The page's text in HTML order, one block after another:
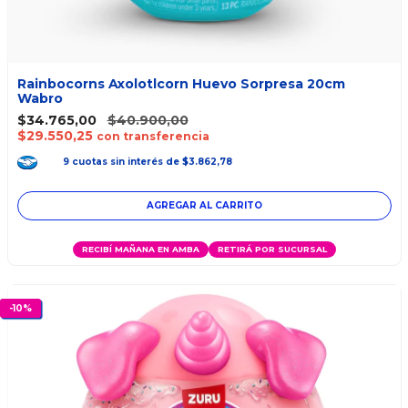
Rainbocorns Axolotlcorn Huevo Sorpresa 20cm
Wabro
$34.765,00
$40.900,00
$29.550,25 con transferencia
9 cuotas sin interés de $3.862,78
RECIBÍ MAÑANA EN AMBA RETIRÁ POR SUCURSAL
-10%